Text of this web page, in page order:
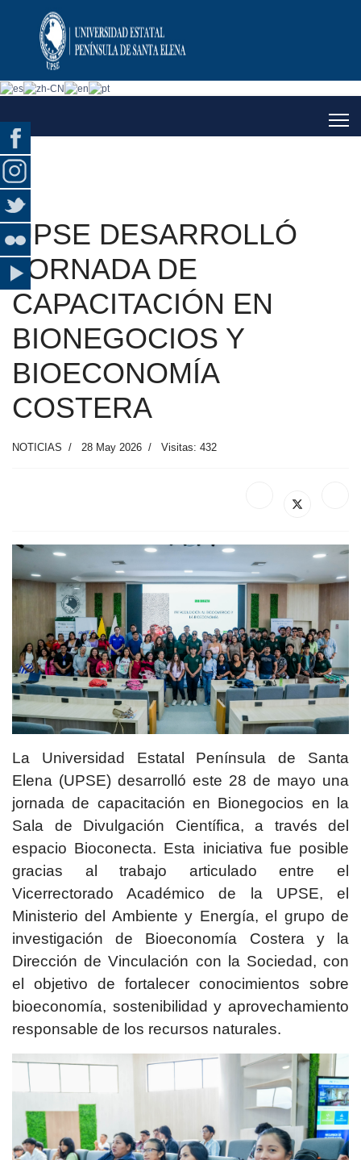
UPSE DESARROLLÓ
JORNADA DE
CAPACITACIÓN EN
BIONEGOCIOS Y
BIOECONOMÍA
COSTERA
NOTICIAS 28 May 2026 Visitas: 432
La Universidad Estatal Península de Santa
Elena (UPSE) desarrolló este 28 de mayo una
jornada de capacitación en Bionegocios en la
Sala de Divulgación Científica, a través del
espacio Bioconecta. Esta iniciativa fue posible
gracias al trabajo articulado entre el
Vicerrectorado Académico de la UPSE, el
Ministerio del Ambiente y Energía, el grupo de
investigación de Bioeconomía Costera y la
Dirección de Vinculación con la Sociedad, con
el objetivo de fortalecer conocimientos sobre
bioeconomía, sostenibilidad y aprovechamiento
responsable de los recursos naturales.